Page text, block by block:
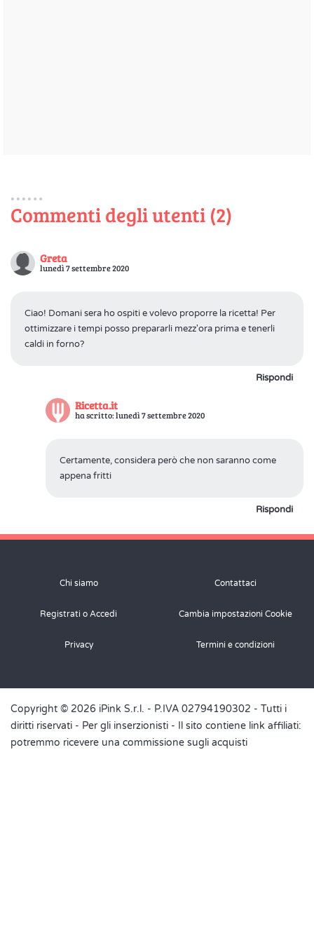
Commenti degli utenti (2)
Greta
lunedì 7 settembre 2020
Ciao! Domani sera ho ospiti e volevo proporre la ricetta! Per
ottimizzare i tempi posso prepararli mezz'ora prima e tenerli
caldi in forno?
Rispondi
Ricetta.it
ha scritto: lunedì 7 settembre 2020
Certamente, considera però che non saranno come
appena fritti
Rispondi
Chi siamo Contattaci
Registrati o Accedi Cambia impostazioni Cookie
Privacy Termini e condizioni
Copyright © 2026 iPink S.r.l. - P.IVA 02794190302 - Tutti i
diritti riservati - Per gli inserzionisti - Il sito contiene link affiliati:
potremmo ricevere una commissione sugli acquisti